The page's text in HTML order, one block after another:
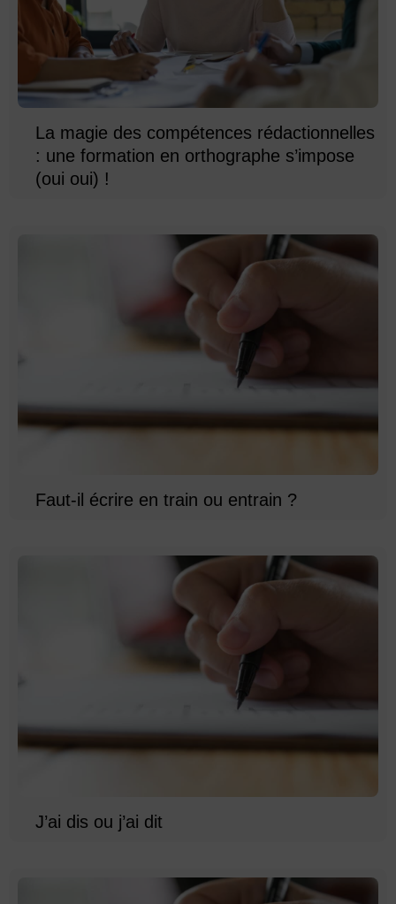
La magie des compétences rédactionnelles
: une formation en orthographe s’impose
(oui oui) !
Faut-il écrire en train ou entrain ?
J’ai dis ou j’ai dit